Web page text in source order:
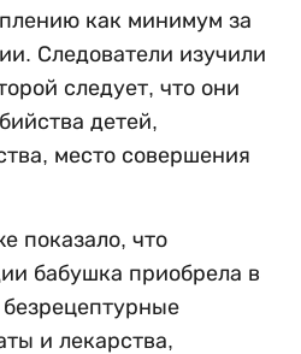
как минимум за
Следователи изучили
следует, что они
детей,
место совершения
показало, что
бабушка приобрела в
и лекарства,